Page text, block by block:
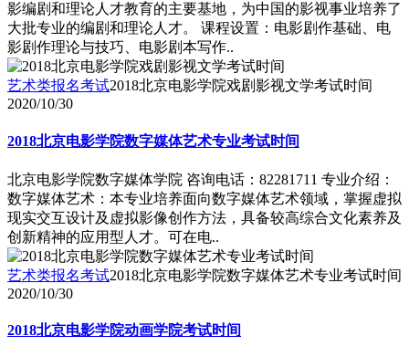
影编剧和理论人才教育的主要基地，为中国的影视事业培养了
大批专业的编剧和理论人才。 课程设置：电影剧作基础、电
影剧作理论与技巧、电影剧本写作..
艺术类报名考试2018北京电影学院戏剧影视文学考试时间
2020/10/30
2018北京电影学院数字媒体艺术专业考试时间
北京电影学院数字媒体学院 咨询电话：82281711 专业介绍：
数字媒体艺术：本专业培养面向数字媒体艺术领域，掌握虚拟
现实交互设计及虚拟影像创作方法，具备较高综合文化素养及
创新精神的应用型人才。可在电..
艺术类报名考试2018北京电影学院数字媒体艺术专业考试时间
2020/10/30
2018北京电影学院动画学院考试时间